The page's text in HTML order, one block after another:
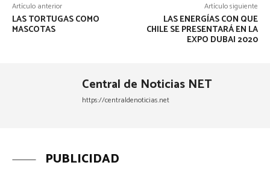
Artículo anterior
LAS TORTUGAS COMO
MASCOTAS
Artículo siguiente
LAS ENERGÍAS CON QUE
CHILE SE PRESENTARÁ EN LA
EXPO DUBAI 2020
Central de Noticias NET
https://centraldenoticias.net
PUBLICIDAD